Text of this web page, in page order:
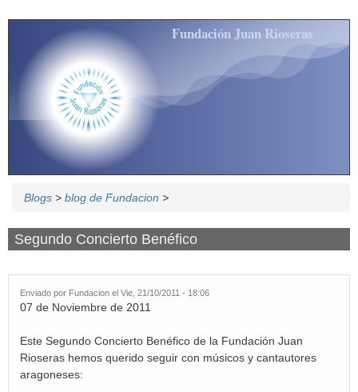
Pasar al contenido principal
Fundación Juan Rioseras
Blogs > blog de Fundacion >
Segundo Concierto Benéfico
Enviado por Fundacion el Vie, 21/10/2011 - 18:06
07 de Noviembre de 2011
Este Segundo Concierto Benéfico de la Fundación Juan
Rioseras hemos querido seguir con músicos y cantautores
aragoneses: